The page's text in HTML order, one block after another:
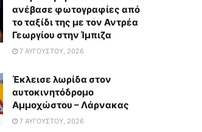
ανέβασε φωτογραφίες από
το ταξίδι της με τον Αντρέα
Γεωργίου στην Ίμπιζα
7 ΑΥΓΟΎΣΤΟΥ, 2026
Έκλεισε λωρίδα στον
αυτοκινητόδρομο
Αμμοχώστου – Λάρνακας
7 ΑΥΓΟΎΣΤΟΥ, 2026